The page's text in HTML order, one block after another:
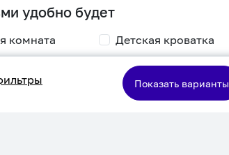
удобно будет
комната
Детская кроватка
Двухъярусная
кровать
Показать варианты